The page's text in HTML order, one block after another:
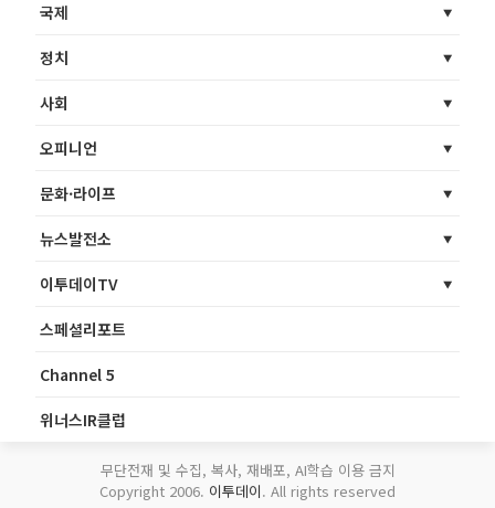
국제
정치
사회
오피니언
문화·라이프
뉴스발전소
이투데이TV
스페셜리포트
Channel 5
위너스IR클럽
무단전재 및 수집, 복사, 재배포, AI학습 이용 금지
Copyright 2006. 이투데이. All rights reserved